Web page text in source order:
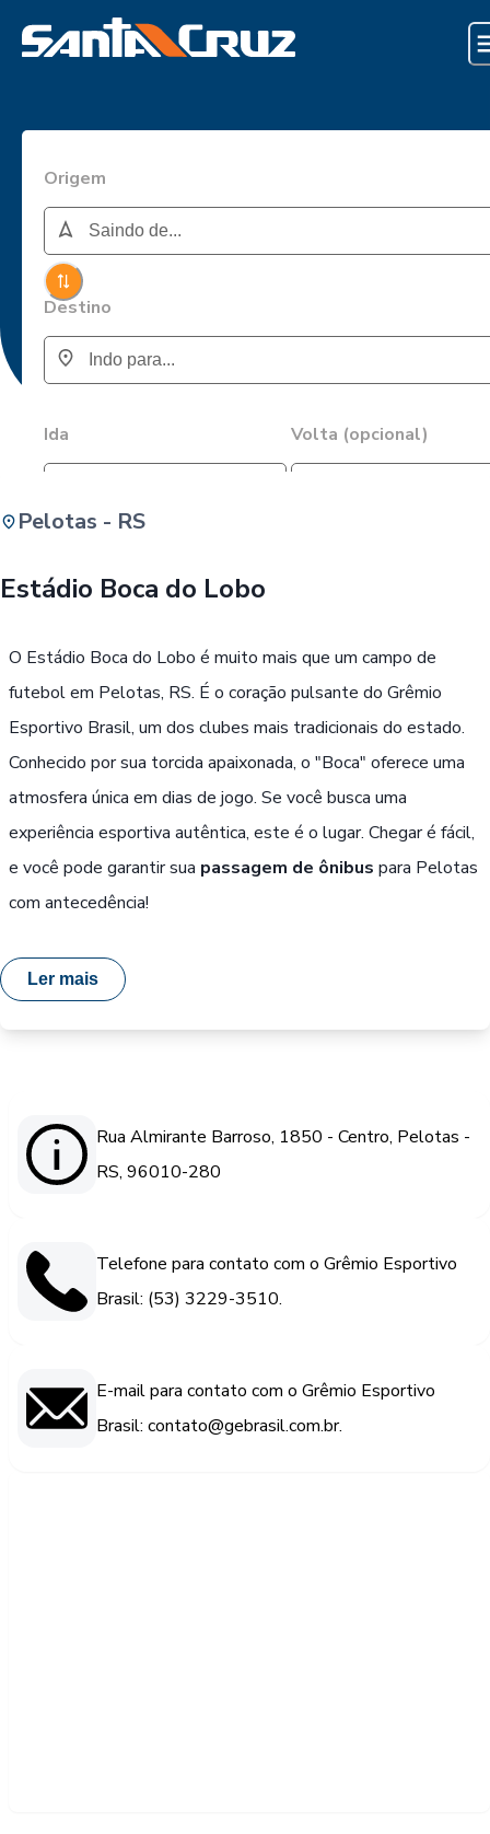
Origem
Destino
Ida Volta (opcional)
Pelotas - RS
Estádio Boca do Lobo
O Estádio Boca do Lobo é muito mais que um campo de
futebol em Pelotas, RS. É o coração pulsante do Grêmio
Esportivo Brasil, um dos clubes mais tradicionais do estado.
Conhecido por sua torcida apaixonada, o "Boca" oferece uma
atmosfera única em dias de jogo. Se você busca uma
experiência esportiva autêntica, este é o lugar. Chegar é fácil,
e você pode garantir sua passagem de ônibus para Pelotas
com antecedência!
Ler mais
Rua Almirante Barroso, 1850 - Centro, Pelotas -
RS, 96010-280
Telefone para contato com o Grêmio Esportivo
Brasil: (53) 3229-3510.
E-mail para contato com o Grêmio Esportivo
Brasil: contato@gebrasil.com.br.